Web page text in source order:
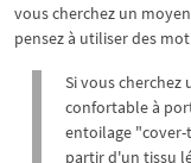
vous cherchez un
pensez à utiliser des
Si vous
confortable à
entoilage "cover-
partir d'un tissu